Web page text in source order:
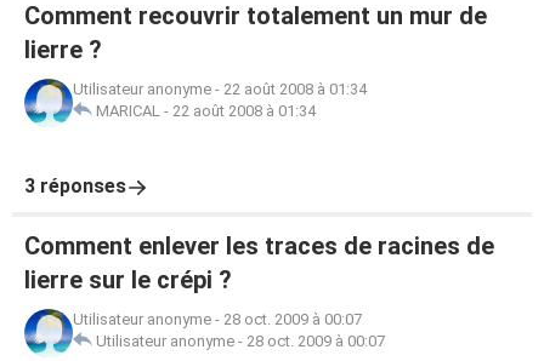
Comment recouvrir totalement un mur de
lierre ?
Utilisateur anonyme - 22 août 2008 à 01:34
MARICAL - 22 août 2008 à 01:34
3 réponses
Comment enlever les traces de racines de
lierre sur le crépi ?
Utilisateur anonyme - 28 oct. 2009 à 00:07
Utilisateur anonyme - 28 oct. 2009 à 00:07